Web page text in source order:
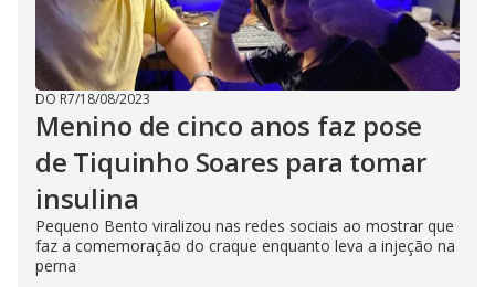
DO R7/18/08/2023
Menino de cinco anos faz pose
de Tiquinho Soares para tomar
insulina
Pequeno Bento viralizou nas redes sociais ao mostrar que
faz a comemoração do craque enquanto leva a injeção na
perna